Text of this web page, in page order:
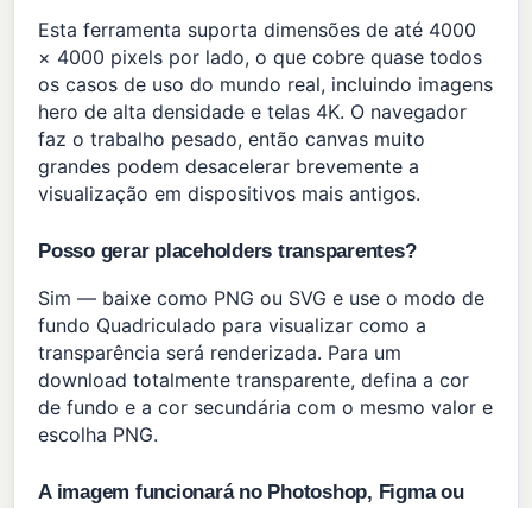
Esta ferramenta suporta dimensões de até 4000
× 4000 pixels por lado, o que cobre quase todos
os casos de uso do mundo real, incluindo imagens
hero de alta densidade e telas 4K. O navegador
faz o trabalho pesado, então canvas muito
grandes podem desacelerar brevemente a
visualização em dispositivos mais antigos.
Posso gerar placeholders transparentes?
Sim — baixe como PNG ou SVG e use o modo de
fundo Quadriculado para visualizar como a
transparência será renderizada. Para um
download totalmente transparente, defina a cor
de fundo e a cor secundária com o mesmo valor e
escolha PNG.
A imagem funcionará no Photoshop, Figma ou